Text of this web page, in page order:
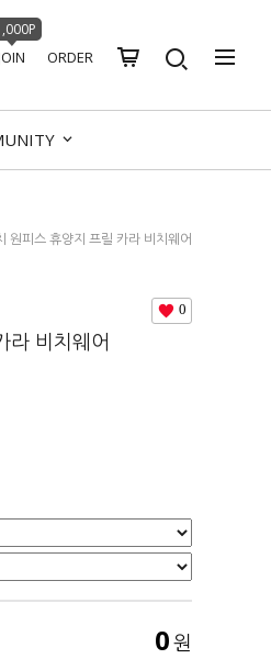
ORDER
원피스 휴양지 프릴 카라 비치웨어
0
라 비치웨어
0원